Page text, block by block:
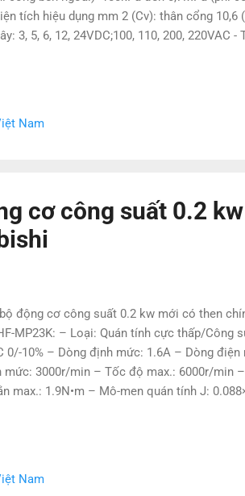
tích hiệu dụng mm 2 (Cv): thân cổng 10,6
3, 5, 6, 12, 24VDC;100, 110, 200, 220VAC
SY3120-1H-M5-F1, SY3120-5ME-M5
1L-C4-F1 ,SY3120-5M-M5 ,SY3160-5LZ-C6
S ,SY3120 5MN C4, SY3160 5LZD C4,
Nam
cơ công suất 0.2
động cơ công suất 0.2 kw mới có then
MP23K: – Loại: Quán tính cực thấp/Công
0/-10% – Dòng định mức: 1.6A – Dòng
3000r/min – Tốc độ max.: 6000r/min
max.: 1.9N•m – Mô-men quán tính J:
MP43B, HF-MP73B, HF-MP053G1, HF-
MP053BG1, HF-MP13BG1, HF-MP23BG1,
HF-MP23G5, HF-MP43G5, HFMP73G5, HF-
Nam